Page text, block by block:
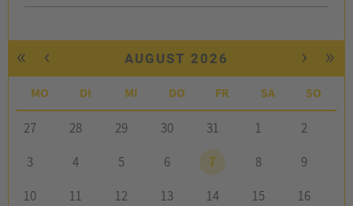
« ‹ AUGUST 2026 › »
MO DI MI DO FR SA SO
27 28 29 30 31 1
2
3
4 5 6 7 8
9
10
11 12 13 14 15
16